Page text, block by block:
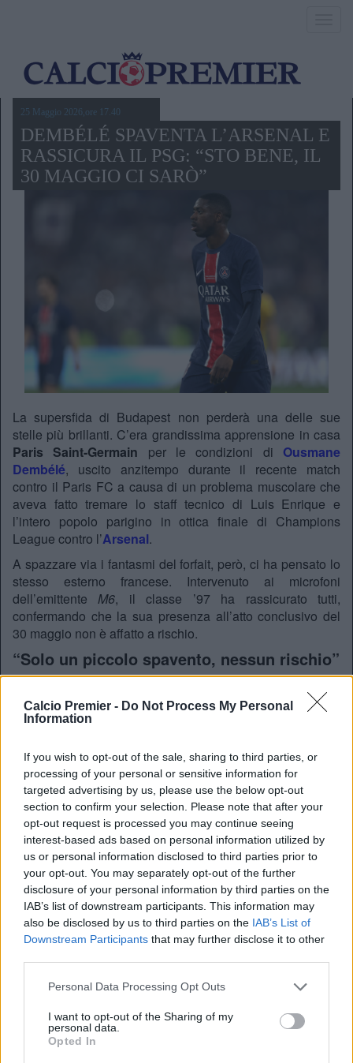
Calcio Premier - Do Not Process My Personal
Information
If you wish to opt-out of the sale, sharing to third parties, or
processing of your personal or sensitive information for
targeted advertising by us, please use the below opt-out
section to confirm your selection. Please note that after your
opt-out request is processed you may continue seeing
interest-based ads based on personal information utilized by
us or personal information disclosed to third parties prior to
your opt-out. You may separately opt-out of the further
disclosure of your personal information by third parties on the
IAB’s list of downstream participants. This information may
also be disclosed by us to third parties on the IAB’s List of
Downstream Participants that may further disclose it to other
Personal Data Processing Opt Outs
I want to opt-out of the Sharing of my
personal data.
Opted In
25 Maggio 2026,ore 17.40
DEMBÉLÉ SPAVENTA L’ARSENAL E
RASSICURA IL PSG: “STO BENE, IL
30 MAGGIO CI SARÒ”
La supersfida di Budapest non perderà una delle sue
stelle più brillanti. C’era grandissima apprensione in casa
Paris Saint-Germain per le condizioni di Ousmane
Dembélé, uscito anzitempo durante il recente match
contro il Paris FC a causa di un problema muscolare che
aveva fatto tremare lo staff tecnico di Luis Enrique e
l’intero popolo parigino in ottica finale di Champions
League contro l’Arsenal.
A spazzare via i fantasmi del forfait, però, ci ha pensato lo
stesso esterno francese. Intervenuto ai microfoni
dell’emittenteM6, il classe ’97 ha rassicurato tutti,
confermando che la sua presenza all’atto conclusivo del
30 maggio non è affatto a rischio.
“Solo un piccolo spavento, nessun rischio”
Dembélé ha spiegato la dinamica dell’infortunio,
derubricando il problema a un semplice affaticamento
gestito con intelligenza per evitare guai peggiori:
solo un piccolo spavento, ma il medico mi ha detto che
non c’è nulla di cui preoccuparsi. Ho avvertito un
leggero indurimento al polpaccio e non ho voluto correre
rischi. Sì, il 30 maggio sarò in campo, state tranquilli”.
Sospiro di sollievo enorme per il PSG, che va a caccia del
secondo trionfo nella massima competizione europea
della propria storia e che non può prescindere
dall’imprevedibilità e dalla velocità della sua ala destra.
La sfida al muro di Arteta
Il rientro a pieno regime dell’ex Barcellona aggiunge
ulteriore pepe a un match tatticamente pazzesco. Dembélé
rappresenta una delle armi principali per scardinare la
difesa deiGunners, fin qui una vera e propria fortezza
ancora perdere una partita in questa edizione della
Champions League